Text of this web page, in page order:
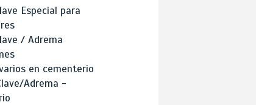
Especial para
/ Adrema
en cementerio
Adrema -